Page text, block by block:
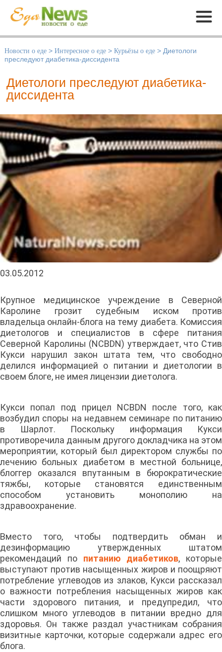
Меню
Новости о еде > Интересное о еде > Курьёзы о еде > Диетологи
преследуют диабетика-диссидента
Диетологи преследуют диабетика-
диссидента
03.05.2012
Крупное медицинское учреждение в Северной
Каролине грозит судебным иском против
владельца онлайн-блога на тему диабета. Комиссия
диетологов и специалистов в сфере питания
Северной Каролины (NCBDN) утверждает, что Стив
Кукси нарушил закон штата тем, что свободно
делился информацией о питании и диетологии в
своем блоге, не имея лицензии диетолога.
Кукси попал под прицел NCBDN после того, как
возбудил споры на недавнем семинаре по питанию
в Шарлот. Поскольку информация Кукси
противоречила данным другого докладчика на этом
мероприятии, который был директором службы по
лечению больных диабетом в местной больнице,
блоггер оказался впутанным в бюрократические
тяжбы, которые становятся единственным
способом установить монополию на
здравоохранение.
Вместо того, чтобы подтвердить обман и
дезинформацию утвержденных штатом
рекомендаций по питанию диабетиков, которые
выступают против насыщенных жиров и поощряют
потребление углеводов из злаков, Кукси рассказал
о важности потребления насыщенных жиров как
части здорового питания, и предупредил, что
слишком много углеводов в питании вредно для
здоровья. Он также раздал участникам собрания
визитные карточки, которые содержали адрес его
блога.